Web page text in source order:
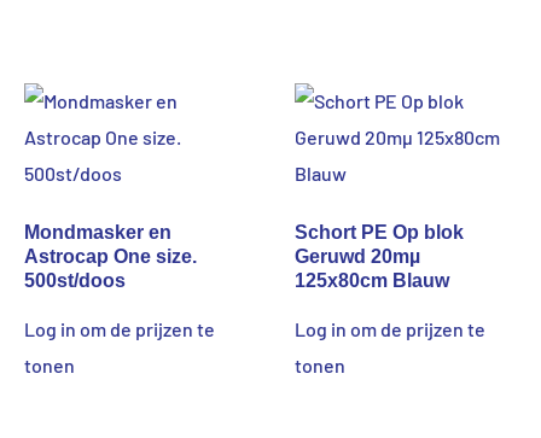
Mondmasker en
Astrocap One size.
500st/doos
Log in om de prijzen te
tonen
Schort PE Op blok
Geruwd 20mµ
125x80cm Blauw
Log in om de prijzen te
tonen